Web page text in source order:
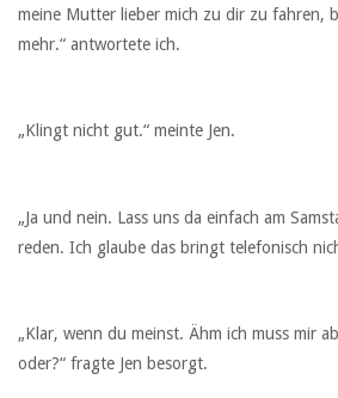
meine Mutter lieber mich zu dir zu fahren,
mehr.“ antwortete ich.
„Klingt nicht gut.“ meinte Jen.
„Ja und nein. Lass uns da einfach am
reden. Ich glaube das bringt telefonisch
„Klar, wenn du meinst. Ähm ich muss mir
oder?“ fragte Jen besorgt.